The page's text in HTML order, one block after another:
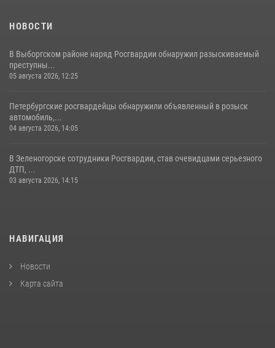
НОВОСТИ
В Выборгском районе наряд Росгвардии обнаружил разыскиваемый
преступны...
05 августа 2026, 12:25
Петербургские росгвардейцы обнаружили объявленный в розыск
автомобиль,...
04 августа 2026, 14:05
В Зеленогорске сотрудники Росгвардии, став очевидцами серьезного
ДТП, ...
03 августа 2026, 14:15
НАВИГАЦИЯ
Новости
Карта сайта